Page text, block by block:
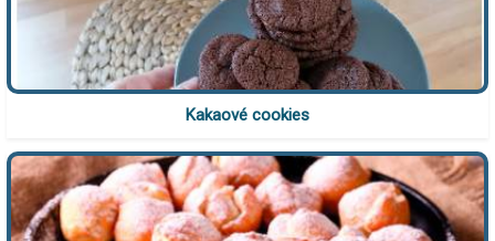
Kakaové cookies